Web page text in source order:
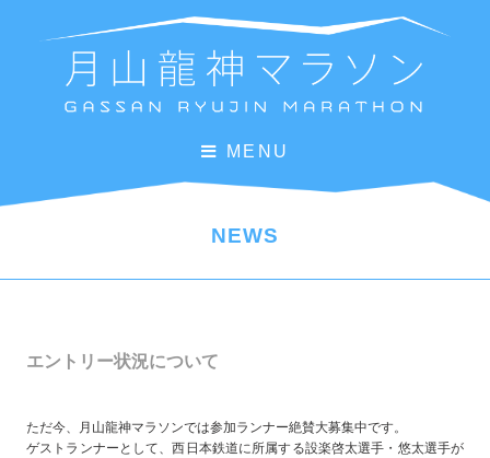
MENU
NEWS
エントリー状況について
ただ今、月山龍神マラソンでは参加ランナー絶賛大募集中です。
ゲストランナーとして、西日本鉄道に所属する設楽啓太選手・悠太選手が